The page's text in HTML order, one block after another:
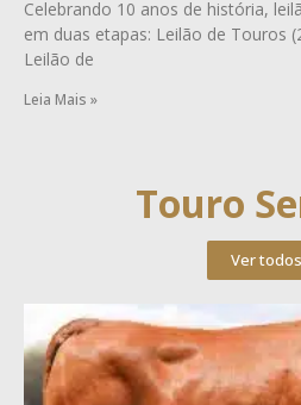
Celebrando 10 anos de história,
em duas etapas: Leilão de Touros
Leilão de
Leia Mais »
Touro
Ver todos